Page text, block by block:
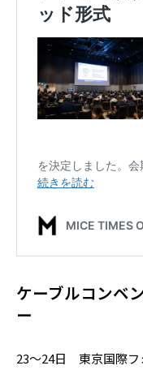
ケーブルコンベ
ー
23～24日 東京国際フ